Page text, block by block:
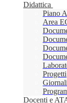
Didattica
Piano
Area
Progetti
Docenti e